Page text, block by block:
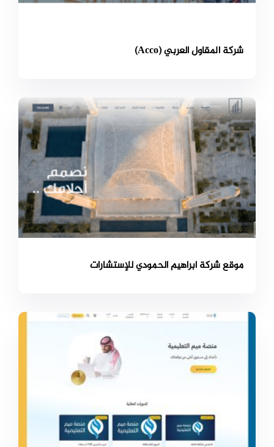
شركة المقاول العربي (Acco)
موقع شركة ابراهيم الحمودي للإستشارات